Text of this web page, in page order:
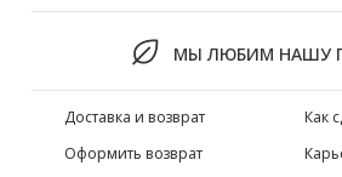
МЫ ЛЮБИМ НАШУ
Доставка и возврат
Оформить возврат
Как